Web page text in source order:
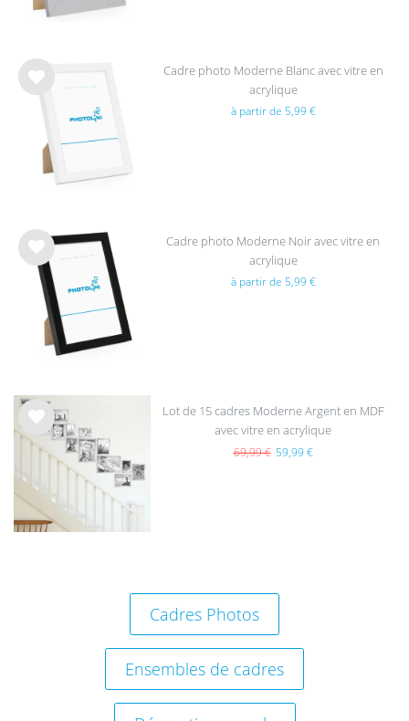
List
e de
sou
hait
Cadre photo Moderne Blanc avec vitre en
acrylique
à partir de 5,99 €
List
e de
sou
Cadre photo Moderne Noir avec vitre en
acrylique
à partir de 5,99 €
List
e de
hait
Lot de 15 cadres Moderne Argent en MDF
avec vitre en acrylique
69,99 € 59,99 €
Cadres Photos
Ensembles de cadres